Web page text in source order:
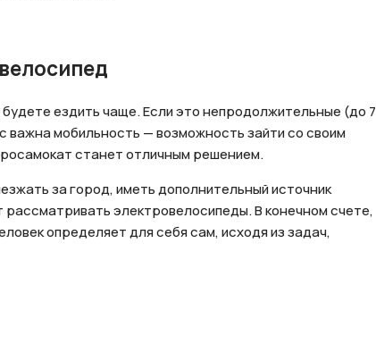
ездить чаще. Если это непродолжительные (до 7
мобильность — возможность зайти со своим
станет отличным решением.
за город, иметь дополнительный источник
рассматривать электровелосипеды. В конечном счете,
определяет для себя сам, исходя из задач,